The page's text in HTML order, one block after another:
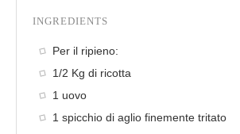
INGREDIENTS
Per il ripieno:
1/2 Kg di ricotta
1 uovo
1 spicchio di aglio finemente tritato